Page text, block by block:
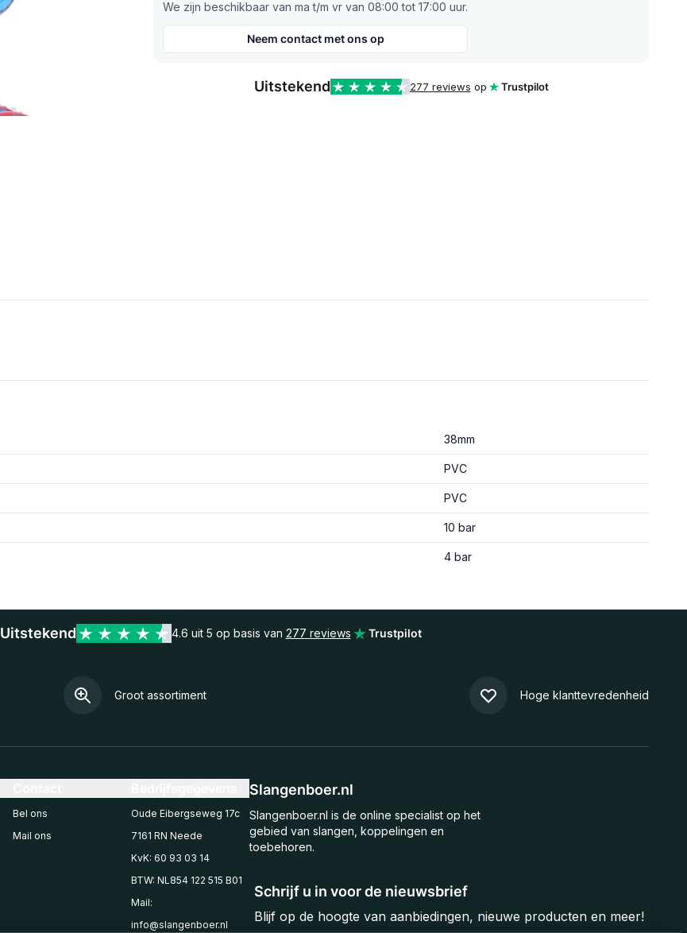
We zijn beschikbaar van ma t/m vr van 08:00 tot 17:00 uur.
Neem contact met ons op
Uitstekend 277 reviews op Trustpilot
38mm
PVC
PVC
10 bar
4 bar
Uitstekend 4.6 uit 5 op basis van 277 reviews Trustpilot
Groot assortiment Hoge klanttevredenheid
Schrijf u in voor de nieuwsbrief
Blijf op de hoogte van aanbiedingen, nieuwe producten en meer!
Slangenboer.nl
Slangenboer.nl is de online specialist op het
gebied van slangen, koppelingen en
toebehoren.
Bel ons
Mail ons
Oude Eibergseweg 17c
7161 RN Neede
KvK: 60 93 03 14
BTW: NL854 122 515 B01
Mail:
info@slangenboer.nl